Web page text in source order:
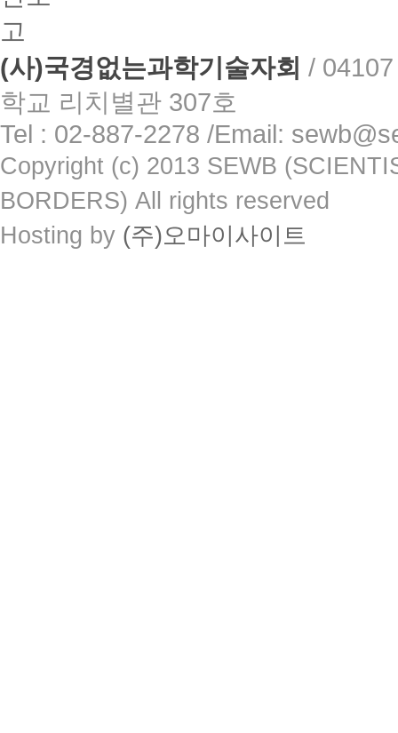
(사)국경없는과학기술자회 /
학교 리치별관 307호
Tel : 02-887-2278 /Email:
Copyright (c) 2013 SEWB
BORDERS) All rights reserved
Hosting by (주)오마이사이트